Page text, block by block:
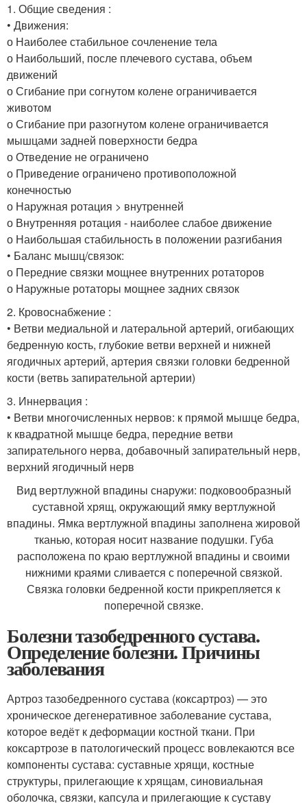
1. Общие сведения :
• Движения:
о Наиболее стабильное сочленение тела
о Наибольший, после плечевого сустава, объем
движений
о Сгибание при согнутом колене ограничивается
животом
о Сгибание при разогнутом колене ограничивается
мышцами задней поверхности бедра
о Отведение не ограничено
о Приведение ограничено противоположной
конечностью
о Наружная ротация > внутренней
о Внутренняя ротация - наиболее слабое движение
о Наибольшая стабильность в положении разгибания
• Баланс мышц/связок:
о Передние связки мощнее внутренних ротаторов
о Наружные ротаторы мощнее задних связок
2. Кровоснабжение :
• Ветви медиальной и латеральной артерий, огибающих
бедренную кость, глубокие ветви верхней и нижней
ягодичных артерий, артерия связки головки бедренной
кости (ветвь запирательной артерии)
3. Иннервация :
• Ветви многочисленных нервов: к прямой мышце бедра,
к квадратной мышце бедра, передние ветви
запирательного нерва, добавочный запирательный нерв,
верхний ягодичный нерв
Вид вертлужной впадины снаружи: подковообразный
суставной хрящ, окружающий ямку вертлужной
впадины. Ямка вертлужной впадины заполнена жировой
тканью, которая носит название подушки. Губа
расположена по краю вертлужной впадины и своими
нижними краями сливается с поперечной связкой.
Связка головки бедренной кости прикрепляется к
поперечной связке.
Болезни тазобедренного сустава.
Определение болезни. Причины
заболевания
Артроз тазобедренного сустава (коксартроз) — это
хроническое дегенеративное заболевание сустава,
которое ведёт к деформации костной ткани. При
коксартрозе в патологический процесс вовлекаются все
компоненты сустава: суставные хрящи, костные
структуры, прилегающие к хрящам, синовиальная
оболочка, связки, капсула и прилегающие к суставу